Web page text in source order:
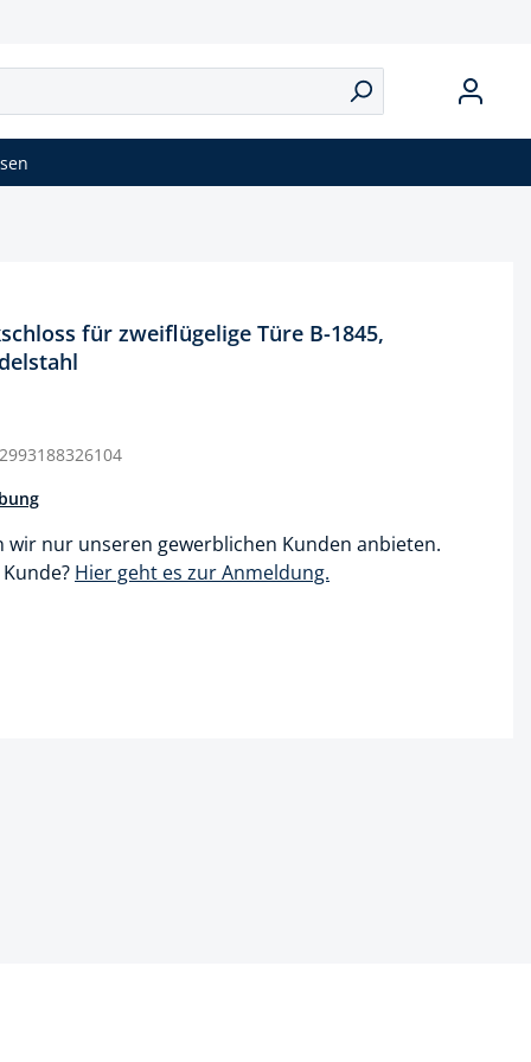
für zweiflügelige Türe B-1845,
wir nur unseren gewerblichen Kunden anbieten.
Hier geht es zur Anmeldung.